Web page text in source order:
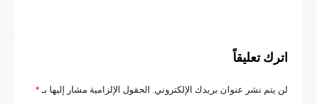
اترك تعليقاً
لن يتم نشر عنوان بريدك الإلكتروني. الحقول الإلزامية مشار إليها بـ*